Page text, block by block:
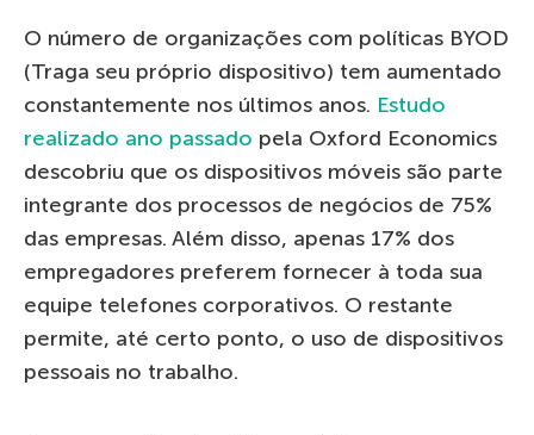
O número de organizações com políticas BYOD
(Traga seu próprio dispositivo) tem aumentado
constantemente nos últimos anos. Estudo
realizado ano passado pela Oxford Economics
descobriu que os dispositivos móveis são parte
integrante dos processos de negócios de 75%
das empresas. Além disso, apenas 17% dos
empregadores preferem fornecer à toda sua
equipe telefones corporativos. O restante
permite, até certo ponto, o uso de dispositivos
pessoais no trabalho.